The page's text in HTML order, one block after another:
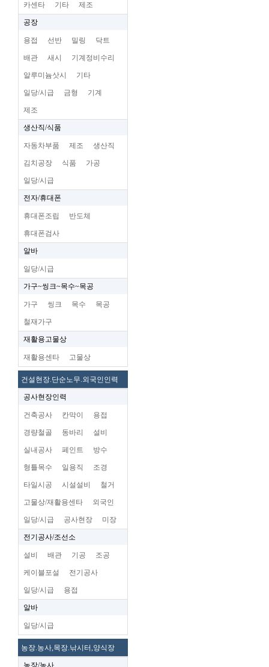
카센타 기타 제조
공장
용접 선반 밀링 닥트
배관 새시 기계정비수리
알루미늄삿시 기타
일당/시급 금형 기계
제조
생산직/식품
자동차부품 제조 생산직
김치공장 식품 가공
일당/시급
전자/휴대폰
휴대폰조립 반도체
휴대폰검사
알바
일당/시급
가구~씽크~목수~목공
가구 씽크 목수 목공
철재가구
재활용고물상
재활용센타 고물상
건설현장.단순노무.외국인인력
공사현장인력
건축공사 칸막이 용접
경량철골 동바리 설비
실내공사 페인트 방수
형틀목수 일용직 조경
타일시공 시설설비 철거
고물상/재활용센타 외국인
일당/시급 공사현장 미장
전기공사/조선소
설비 배관 기공 조공
케이블포설 전기공사
일당/시급 용접
알바
일당/시급
농장.농사,목장.낚시터,양식장
농장/농사